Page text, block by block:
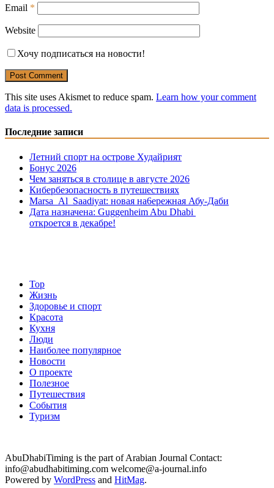
Email *
Website
Хочу подписаться на новости!
This site uses Akismet to reduce spam. Learn how your comment
data is processed.
Последние записи
Летний спорт на острове Худайрият
Бонус 2026
Чем заняться в столице в августе 2026
Кибербезопасность в путешествиях
Marsa Al Saadiyat: новая на6ережная Абу-Даби
Дата назначена: Guggenheim Abu Dhabi
откроется в декабре!
Top
Жизнь
Здоровье и спорт
Красота
Кухня
Люди
Наиболее популярное
Новости
О проекте
Полезное
Путешествия
События
Туризм
AbuDhabiTiming is the part of Arabian Journal Contact:
info@abudhabitiming.com welcome@a-journal.info
Powered by WordPress and HitMag.